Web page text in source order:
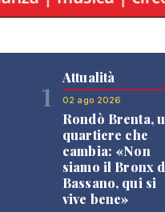
1
Attualità
02 ago 2026
Rondò Brenta,
quartiere che
cambia: «Non
siamo il Bronx
Bassano, qui si
vive bene»